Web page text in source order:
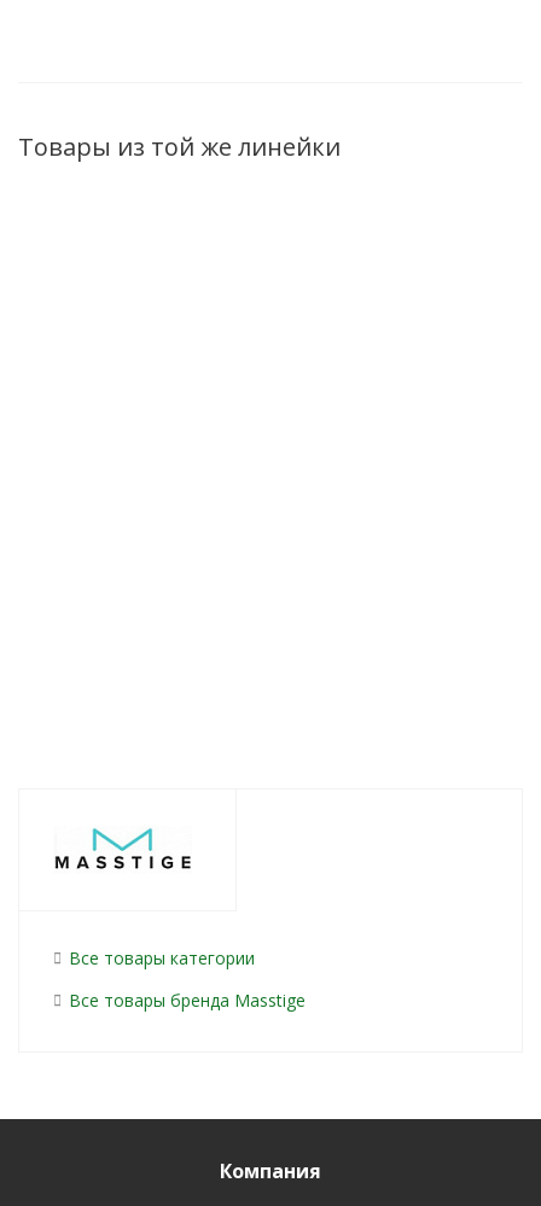
Товары из той же линейки
Все товары категории
Все товары бренда Masstige
Компания